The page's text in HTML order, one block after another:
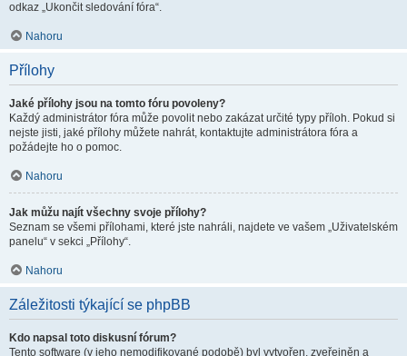
odkaz „Ukončit sledování fóra“.
Nahoru
Přílohy
Jaké přílohy jsou na tomto fóru povoleny?
Každý administrátor fóra může povolit nebo zakázat určité typy příloh. Pokud si
nejste jisti, jaké přílohy můžete nahrát, kontaktujte administrátora fóra a
požádejte ho o pomoc.
Nahoru
Jak můžu najít všechny svoje přílohy?
Seznam se všemi přílohami, které jste nahráli, najdete ve vašem „Uživatelském
panelu“ v sekci „Přílohy“.
Nahoru
Záležitosti týkající se phpBB
Kdo napsal toto diskusní fórum?
Tento software (v jeho nemodifikované podobě) byl vytvořen, zveřejněn a